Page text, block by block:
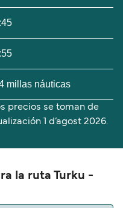
millas náuticas
precios se toman de
1 d’agost 2026.
la ruta Turku -